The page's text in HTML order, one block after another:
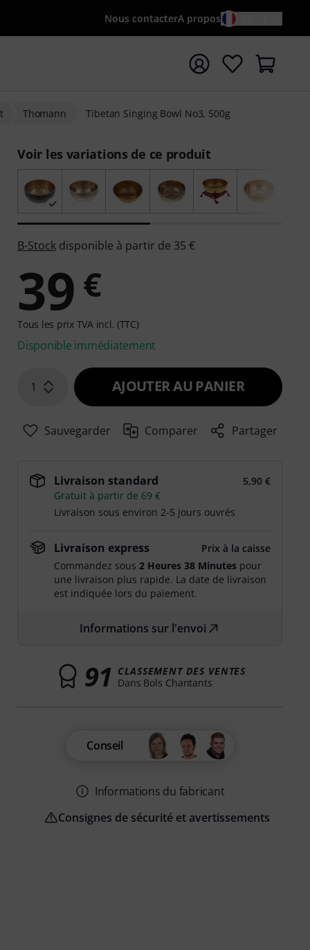
Nous contacterA propos
la recherche avec le terme de recherche
Thomann Tibetan Singing Bowl No3, 500g
Voir les variations de ce produit
B-Stock disponible à partir de 35 €
39 €
Tous les prix TVA incl. (TTC)
Disponible immédiatement
1 AJOUTER AU PANIER
Sauvegarder Comparer Partager
Livraison standard
5,90 €
Gratuit à partir de 69 €
Livraison sous environ 2-5 jours ouvrés
Livraison express
Prix à la caisse
Commandez sous2 Heures 38 Minutes pour
une livraison plus rapide. La date de livraison
est indiquée lors du paiement.
Informations sur l'envoi
91 CLASSEMENT DES VENTES
Dans Bols Chantants
Conseil
Informations du fabricant
Consignes de sécurité et avertissements